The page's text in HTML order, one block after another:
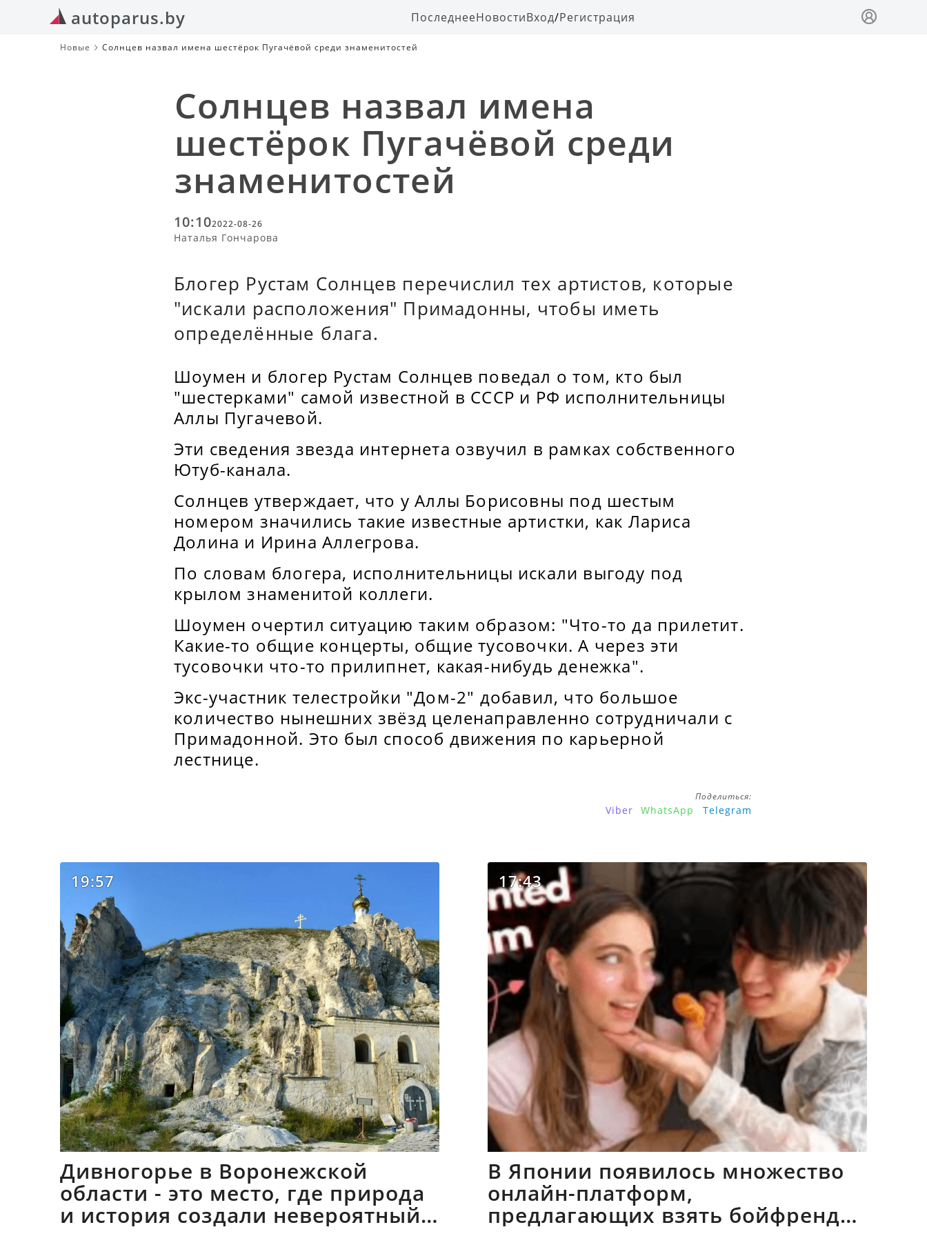
autoparus.by ПоследнееНовостиВход/Регистрация
Новые Солнцев назвал имена шестёрок Пугачёвой среди знаменитостей
Солнцев назвал имена
шестёрок Пугачёвой среди
знаменитостей
10:102022-08-26
Наталья Гончарова
Блогер Рустам Солнцев перечислил тех артистов, которые
"искали расположения" Примадонны, чтобы иметь
определённые блага.
Шоумен и блогер Рустам Солнцев поведал о том, кто был
"шестерками" самой известной в СССР и РФ исполнительницы
Аллы Пугачевой.
Эти сведения звезда интернета озвучил в рамках собственного
Ютуб-канала.
Солнцев утверждает, что у Аллы Борисовны под шестым
номером значились такие известные артистки, как Лариса
Долина и Ирина Аллегрова.
По словам блогера, исполнительницы искали выгоду под
крылом знаменитой коллеги.
Шоумен очертил ситуацию таким образом: "Что-то да прилетит.
Какие-то общие концерты, общие тусовочки. А через эти
тусовочки что-то прилипнет, какая-нибудь денежка".
Экс-участник телестройки "Дом-2" добавил, что большое
количество нынешних звёзд целенаправленно сотрудничали с
Примадонной. Это был способ движения по карьерной
лестнице.
Поделиться:
Viber WhatsApp Telegram
19:57
Дивногорье в Воронежской
области - это место, где природа
и история создали невероятный
17:43
В Японии появилось множество
онлайн-платформ,
предлагающих взять бойфрендов